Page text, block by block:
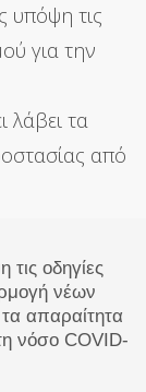
υπόψη τις
για την
λάβει τα
από
οδηγίες
νέων
απαραίτητα
νόσο COVID-